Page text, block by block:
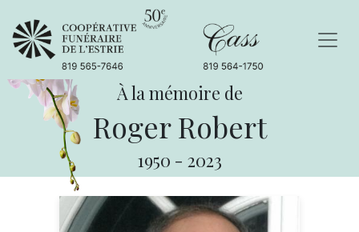
À la mémoire de
Roger Robert
1950 - 2023